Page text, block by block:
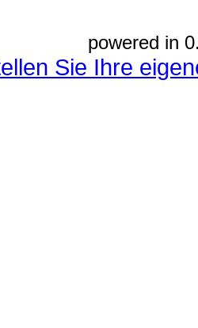
powered in
Sie Ihre